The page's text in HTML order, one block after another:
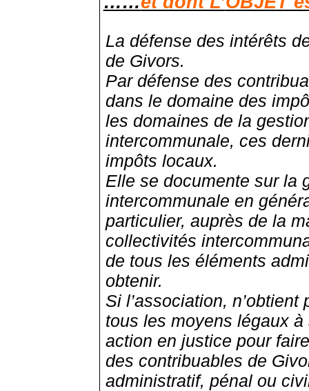
La défense des intérêts
de Givors.
Par défense des
dans le domaine des
les domaines de la
intercommunale, ces
impôts locaux.
Elle se documente sur la
intercommunale en
particulier, auprès de la
collectivités
de tous les éléments
obtenir.
Si l’association,
tous les moyens légaux
action en justice pour
des contribuables de
administratif, pénal ou